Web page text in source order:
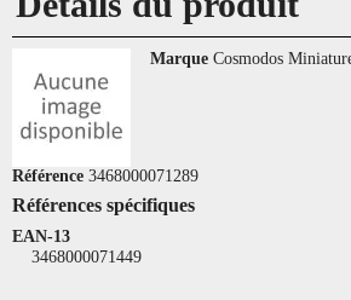
Marque Cosmodos
Référence 3468000071289
Références spécifiques
EAN-13
3468000071449